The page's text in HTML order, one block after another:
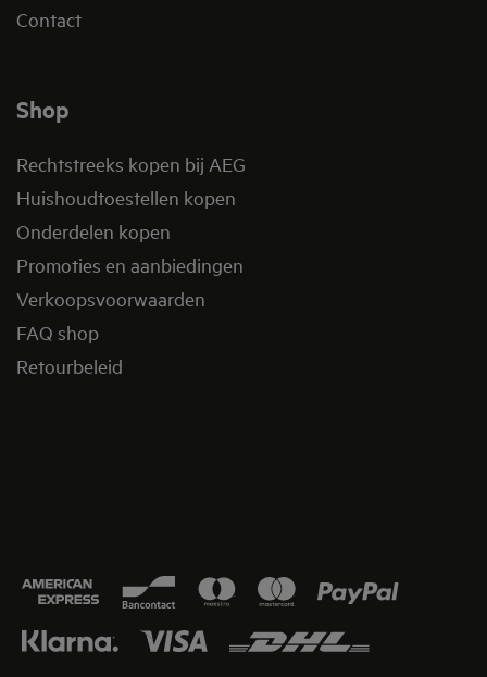
Contact
Shop
Rechtstreeks kopen bij AEG
Huishoudtoestellen kopen
Onderdelen kopen
Promoties en aanbiedingen
Verkoopsvoorwaarden
FAQ shop
Retourbeleid​